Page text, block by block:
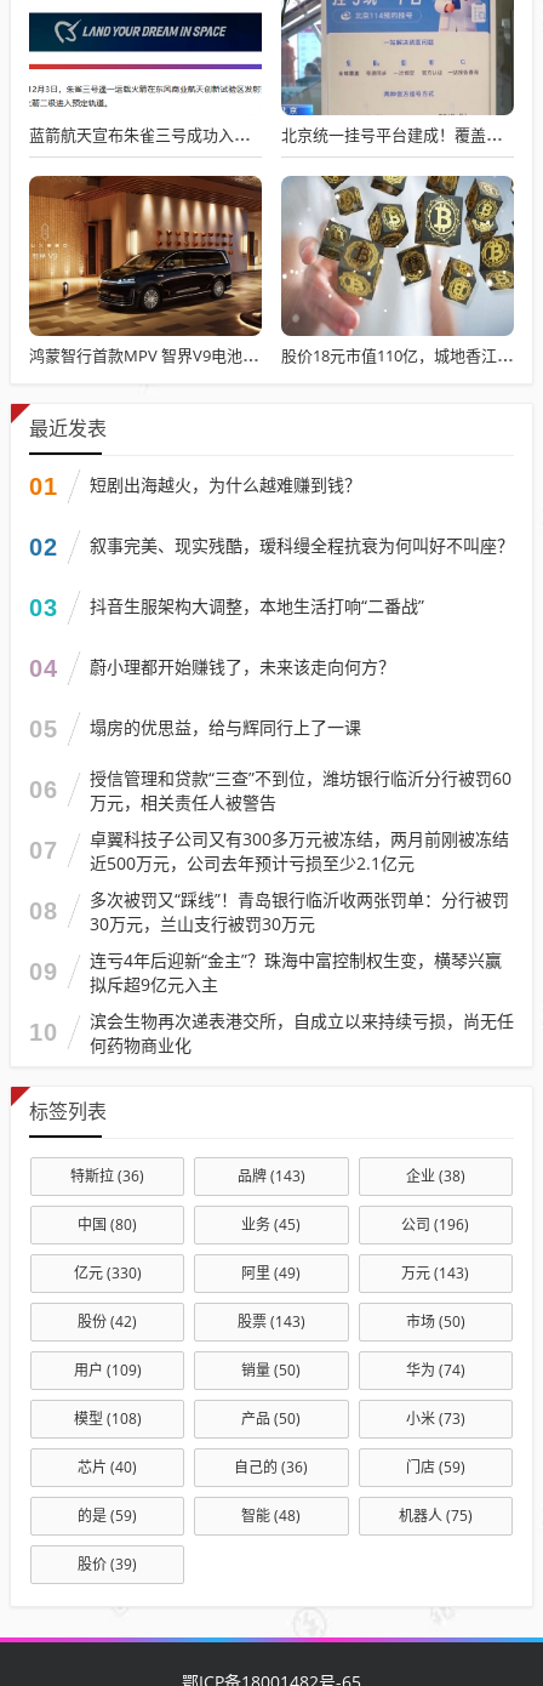
蓝箭航天宣布朱雀三号成功入轨，技术突破五大项，深入排查回收失败原因 北京统一挂号平台建成！覆盖近300家二三甲医院号源
鸿蒙智行首款MPV 智界V9电池信息曝光：WLTC最远续航223km 股价18元市值110亿，城地香江却被查出连续7季财报失真
最近发表
01 短剧出海越火，为什么越难赚到钱？
02 叙事完美、现实残酷，瑷科缦全程抗衰为何叫好不叫座？
03 抖音生服架构大调整，本地生活打响“二番战”
04 蔚小理都开始赚钱了，未来该走向何方？
05 塌房的优思益，给与辉同行上了一课
06
授信管理和贷款“三查”不到位，潍坊银行临沂分行被罚60
万元，相关责任人被警告
07
卓翼科技子公司又有300多万元被冻结，两月前刚被冻结
近500万元，公司去年预计亏损至少2.1亿元
08
多次被罚又“踩线”！青岛银行临沂收两张罚单：分行被罚
30万元，兰山支行被罚30万元
09
连亏4年后迎新“金主”？珠海中富控制权生变，横琴兴赢
拟斥超9亿元入主
10
滨会生物再次递表港交所，自成立以来持续亏损，尚无任
何药物商业化
标签列表
特斯拉(36) 品牌(143) 企业(38)
中国 (80) 业务(45) 公司 (196)
亿元(330) 阿里 (49) 万元(143)
股份(42) 股票(143) 市场(50)
用户 (109) 销量(50) 华为 (74)
模型 (108) 产品 (50) 小米(73)
芯片 (40) 自己的 (36) 门店(59)
的是(59) 智能(48) 机器人(75)
股价(39)
鄂ICP备18001482号-65